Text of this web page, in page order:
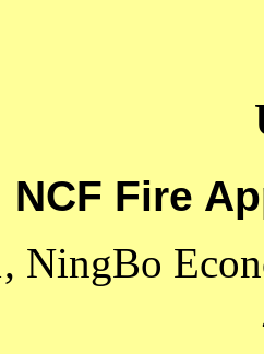
NCF Fire
NingBo